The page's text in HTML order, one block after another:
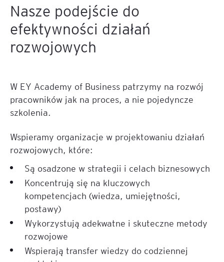
Nasze podejście do
efektywności działań
rozwojowych
W EY Academy of Business patrzymy na rozwój
pracowników jak na proces, a nie pojedyncze
szkolenia.
Wspieramy organizacje w projektowaniu działań
rozwojowych, które:
Są osadzone w strategii i celach biznesowych
Koncentrują się na kluczowych
kompetencjach (wiedza, umiejętności,
postawy)
Wykorzystują adekwatne i skuteczne metody
rozwojowe
Wspierają transfer wiedzy do codziennej